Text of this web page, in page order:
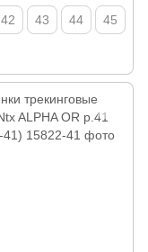
42 43 44 45